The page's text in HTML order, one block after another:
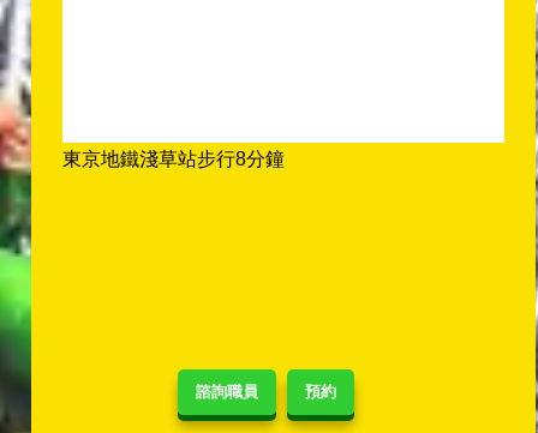
諮詢職員 預約
東京地鐵淺草站步行8分鐘